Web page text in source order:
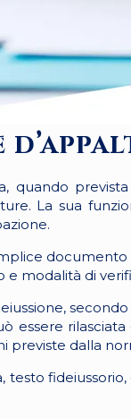
quando
La sua
modalità di
previste dalla